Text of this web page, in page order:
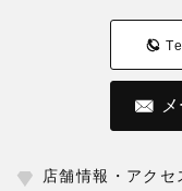
店舗情報・アクセ